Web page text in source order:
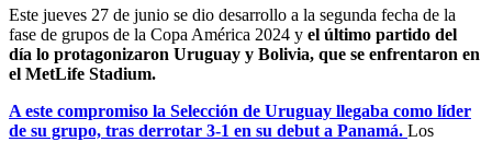
Este jueves 27 de junio se dio desarrollo a la segunda fecha de la
fase de grupos de la Copa América 2024 y el último partido del
día lo protagonizaron Uruguay y Bolivia, que se enfrentaron en
el MetLife Stadium.
A este compromiso la Selección de Uruguay llegaba como líder
de su grupo, tras derrotar 3-1 en su debut a Panamá. Los